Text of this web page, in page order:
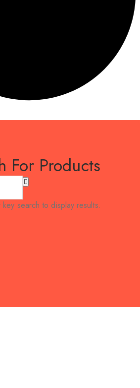
For Products
search to display results.